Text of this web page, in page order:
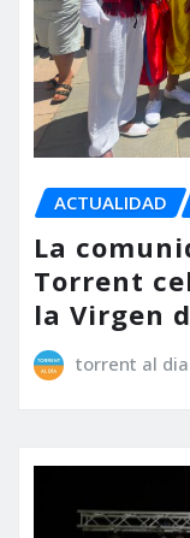
ACTUALIDAD
La
Torrent
la Virgen
torrent al dia